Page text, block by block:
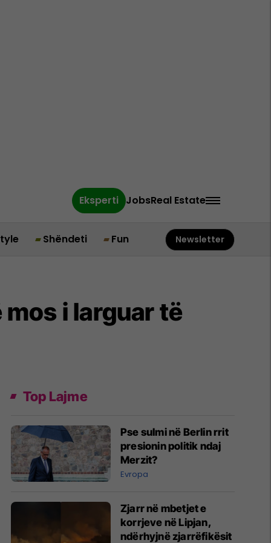
Eksperti JobsReal Estate
Shëndeti Fun Newsletter
i larguar të
Top Lajme
Pse sulmi në Berlin rrit
presionin politik ndaj
Merzit?
Evropa
Zjarr në mbetjet e
korrjeve në Lipjan,
ndërhyjnë zjarrëfikësit